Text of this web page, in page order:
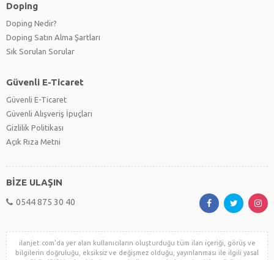
Doping
Doping Nedir?
Doping Satın Alma Şartları
Sık Sorulan Sorular
Güvenli E-Ticaret
Güvenli E-Ticaret
Güvenli Alışveriş İpuçları
Gizlilik Politikası
Açık Rıza Metni
BİZE ULAŞIN
0544 875 30 40
ilanjet.com'da yer alan kullanıcıların oluşturduğu tüm ilan içeriği, görüş ve
bilgilerin doğruluğu, eksiksiz ve değişmez olduğu, yayınlanması ile ilgili yasal